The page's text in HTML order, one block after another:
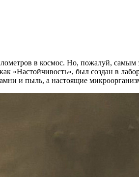
в космос. Но, пожалуй,
«Настойчивость», был создан в
и пыль, а настоящие